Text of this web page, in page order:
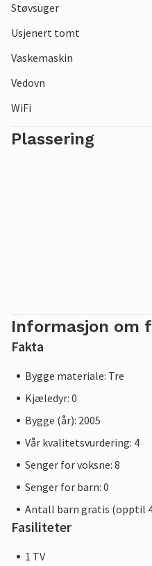
Støvsuger
Usjenert tomt
Vaskemaskin
Vedovn
WiFi
Plassering
Informasjon om
Fakta
Bygge materiale: Tre
Kjæledyr: 0
Bygge (år): 2005
Vår kvalitetsvurdering: 4
Senger for voksne: 8
Senger for barn: 0
Antall barn gratis (opptil 4
Fasiliteter
1 TV